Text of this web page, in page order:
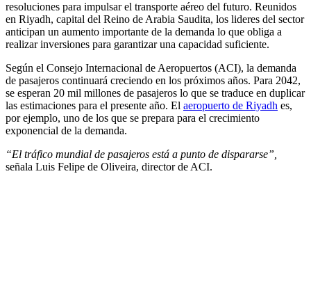
resoluciones para impulsar el transporte aéreo del futuro. Reunidos
en Riyadh, capital del Reino de Arabia Saudita, los lideres del sector
anticipan un aumento importante de la demanda lo que obliga a
realizar inversiones para garantizar una capacidad suficiente.
Según el Consejo Internacional de Aeropuertos (ACI), la demanda
de pasajeros continuará creciendo en los próximos años. Para 2042,
se esperan 20 mil millones de pasajeros lo que se traduce en duplicar
las estimaciones para el presente año. El aeropuerto de Riyadh es,
por ejemplo, uno de los que se prepara para el crecimiento
exponencial de la demanda.
“El tráfico mundial de pasajeros está a punto de dispararse”,
señala Luis Felipe de Oliveira, director de ACI.